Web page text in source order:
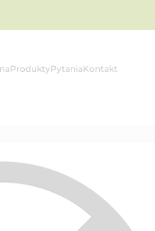
ProduktyPytaniaKontakt